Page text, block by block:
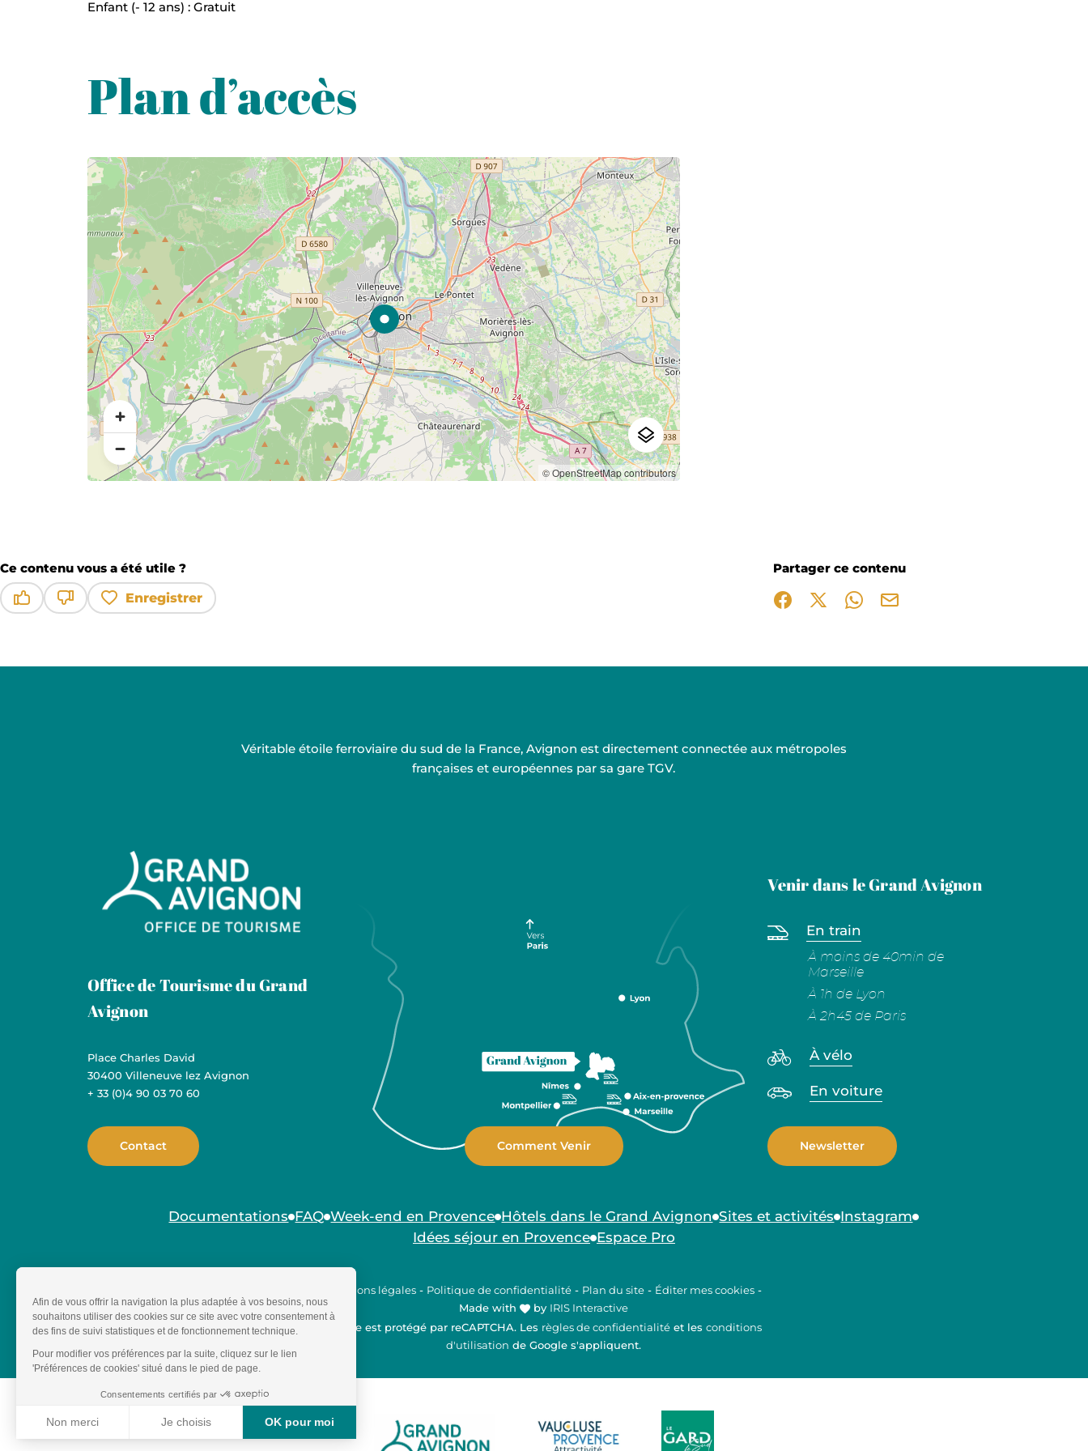
Enfant (- 12 ans) : Gratuit
Plan d’accès
© OpenStreetMap contributors
Ce contenu vous a été utile ?
Enregistrer
Partager ce contenu
Partager sur Facebook (nouvelle fenêtre)
Partager sur X / Twitter (nouvelle fenêtre)
Partager sur WhatsApp
Partager par mail
Véritable étoile ferroviaire du sud de la France, Avignon est directement connectée aux métropoles
françaises et européennes par sa gare TGV.
Office de Tourisme du Grand
Avignon
Place Charles David
30400 Villeneuve lez Avignon
+ 33 (0)4 90 03 70 60
Contact Comment Venir
Venir dans le Grand Avignon
En train
À moins de 40min de
Marseille
À 1h de Lyon
À 2h45 de Paris
À vélo
En voiture
Newsletter
Documentations FAQ Week-end en Provence Hôtels dans le Grand Avignon Sites et activités Instagram
Idées séjour en Provence Espace Pro
Mentions légales - Politique de confidentialité - Plan du site - Éditer mes cookies -
Made with
by IRIS Interactive
Ce site est protégé par reCAPTCHA. Les règles de confidentialité et lesconditions
d'utilisation de Google s'appliquent.